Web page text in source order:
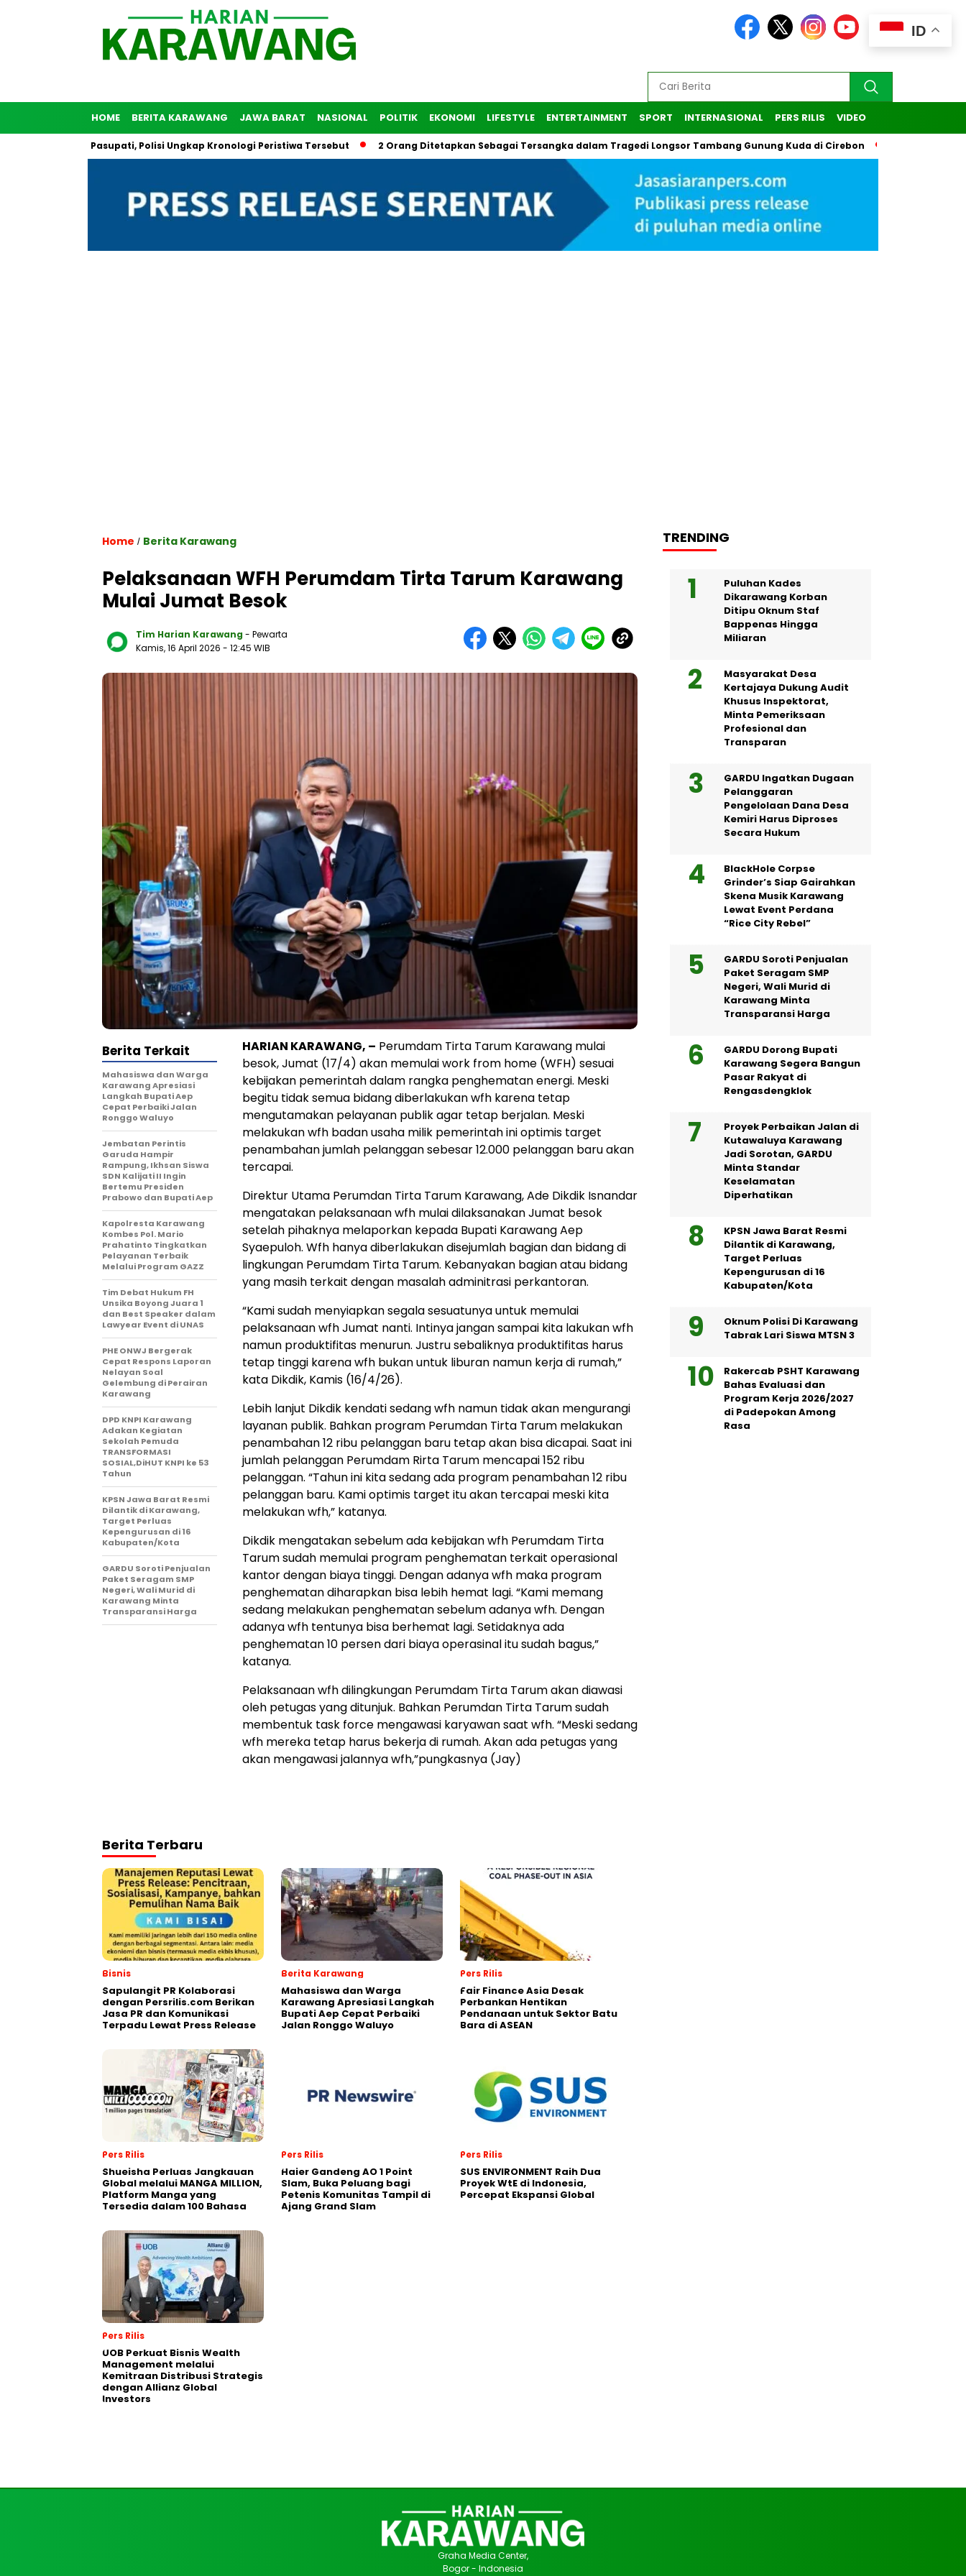
HOME BERITA KARAWANG JAWA BARAT NASIONAL POLITIK EKONOMI LIFESTYLE ENTERTAINMENT SPORT INTERNASIONAL PERS RILIS VIDEO
Flyover Pasupati, Polisi Ungkap Kronologi Peristiwa Tersebut 2 Orang Ditetapkan Sebagai Tersangka dalam Tragedi Longsor Tambang Gunung Kuda di Cirebon Kasus Pendaki Ilegal
Home / Berita Karawang
Pelaksanaan WFH Perumdam Tirta Tarum Karawang
Mulai Jumat Besok
Tim Harian Karawang - Pewarta
Kamis, 16 April 2026 - 12:45 WIB
HARIAN KARAWANG, – Perumdam Tirta Tarum Karawang mulai
besok, Jumat (17/4) akan memulai work from home (WFH) sesuai
kebijakan pemerintah dalam rangka penghematan energi. Meski
begitu tidak semua bidang diberlakukan wfh karena tetap
mengutamakan pelayanan publik agar tetap berjalan. Meski
melakukan wfh badan usaha milik pemerintah ini optimis target
penambahan jumlah pelanggan sebesar 12.000 pelanggan baru akan
tercapai.
Direktur Utama Perumdan Tirta Tarum Karawang, Ade Dikdik Isnandar
mengatakan pelaksanaan wfh mulai dilaksanakan Jumat besok
setelah pihaknya melaporkan kepada Bupati Karawang Aep
Syaepuloh. Wfh hanya diberlakukan disejumlah bagian dan bidang di
lingkungan Perumdam Tirta Tarum. Kebanyakan bagian atau bidang
yang masih terkait dengan masalah adminitrasi perkantoran.
“Kami sudah menyiapkan segala sesuatunya untuk memulai
pelaksanaan wfh Jumat nanti. Intinya jangan sampai kita lakukan wfh
namun produktifitas menurun. Justru sebaliknya produktifitas harus
tetap tinggi karena wfh bukan untuk liburan namun kerja di rumah,”
kata Dikdik, Kamis (16/4/26).
Lebih lanjut Dikdik kendati sedang wfh namun tidak akan mengurangi
layanan publik. Bahkan program Perumdan Tirta Tarum melakukan
penambahan 12 ribu pelanggan baru tetap akan bisa dicapai. Saat ini
jumlah pelanggan Perumdam Rirta Tarum mencapai 152 ribu
pelanggan. “Tahun ini kita sedang ada program penambahan 12 ribu
pelanggan baru. Kami optimis target itu akan tercapai meski kita
melakukan wfh,” katanya.
Dikdik mengatakan sebelum ada kebijakan wfh Perumdam Tirta
Tarum sudah memulai program penghematan terkait operasional
kantor dengan biaya tinggi. Dengan adanya wfh maka program
penghematan diharapkan bisa lebih hemat lagi. “Kami memang
sedang melakukan penghematan sebelum adanya wfh. Dengan
adanya wfh tentunya bisa berhemat lagi. Setidaknya ada
penghematan 10 persen dari biaya operasinal itu sudah bagus,”
katanya.
Pelaksanaan wfh dilingkungan Perumdam Tirta Tarum akan diawasi
oleh petugas yang ditunjuk. Bahkan Perumdan Tirta Tarum sudah
membentuk task force mengawasi karyawan saat wfh. “Meski sedang
wfh mereka tetap harus bekerja di rumah. Akan ada petugas yang
akan mengawasi jalannya wfh,”pungkasnya (Jay)
Berita Terkait
Mahasiswa dan Warga
Karawang Apresiasi
Langkah Bupati Aep
Cepat Perbaiki Jalan
Ronggo Waluyo
Jembatan Perintis
Garuda Hampir
Rampung, Ikhsan Siswa
SDN Kalijati II Ingin
Bertemu Presiden
Prabowo dan Bupati Aep
Kapolresta Karawang
Kombes Pol. Mario
Prahatinto Tingkatkan
Pelayanan Terbaik
Melalui Program GAZZ
​Tim Debat Hukum FH
Unsika Boyong Juara 1
dan Best Speaker dalam
Lawyear Event di UNAS
PHE ONWJ Bergerak
Cepat Respons Laporan
Nelayan Soal
Gelembung di Perairan
Karawang
DPD KNPI Karawang
Adakan Kegiatan
Sekolah Pemuda
TRANSFORMASI
SOSIAL,DiHUT KNPI ke 53
Tahun
KPSN Jawa Barat Resmi
Dilantik di Karawang,
Target Perluas
Kepengurusan di 16
Kabupaten/Kota
GARDU Soroti Penjualan
Paket Seragam SMP
Negeri, Wali Murid di
Karawang Minta
Transparansi Harga
Berita Terbaru
Bisnis
Sapulangit PR Kolaborasi
dengan Persrilis.com Berikan
Jasa PR dan Komunikasi
Terpadu Lewat Press Release
Berita Karawang
Mahasiswa dan Warga
Karawang Apresiasi Langkah
Bupati Aep Cepat Perbaiki
Jalan Ronggo Waluyo
Pers Rilis
Fair Finance Asia Desak
Perbankan Hentikan
Pendanaan untuk Sektor Batu
Bara di ASEAN
Pers Rilis
Shueisha Perluas Jangkauan
Global melalui MANGA MILLION,
Platform Manga yang
Tersedia dalam 100 Bahasa
Pers Rilis
Haier Gandeng AO 1 Point
Slam, Buka Peluang bagi
Petenis Komunitas Tampil di
Ajang Grand Slam
Pers Rilis
SUS ENVIRONMENT Raih Dua
Proyek WtE di Indonesia,
Percepat Ekspansi Global
Pers Rilis
UOB Perkuat Bisnis Wealth
Management melalui
Kemitraan Distribusi Strategis
dengan Allianz Global
Investors
TRENDING
Puluhan Kades
Dikarawang Korban
Ditipu Oknum Staf
Bappenas Hingga
Miliaran
Masyarakat Desa
Kertajaya Dukung Audit
Khusus Inspektorat,
Minta Pemeriksaan
Profesional dan
Transparan
GARDU Ingatkan Dugaan
Pelanggaran
Pengelolaan Dana Desa
Kemiri Harus Diproses
Secara Hukum
BlackHole Corpse
Grinder’s Siap Gairahkan
Skena Musik Karawang
Lewat Event Perdana
“Rice City Rebel”
GARDU Soroti Penjualan
Paket Seragam SMP
Negeri, Wali Murid di
Karawang Minta
Transparansi Harga
GARDU Dorong Bupati
Karawang Segera Bangun
Pasar Rakyat di
Rengasdengklok
Proyek Perbaikan Jalan di
Kutawaluya Karawang
Jadi Sorotan, GARDU
Minta Standar
Keselamatan
Diperhatikan
KPSN Jawa Barat Resmi
Dilantik di Karawang,
Target Perluas
Kepengurusan di 16
Kabupaten/Kota
Oknum Polisi Di Karawang
Tabrak Lari Siswa MTSN 3
Rakercab PSHT Karawang
Bahas Evaluasi dan
Program Kerja 2026/2027
di Padepokan Among
Rasa
ID
Graha Media Center,
Bogor - Indonesia